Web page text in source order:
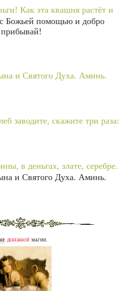
Как эта квашня растёт и
Божьей помощью и добро
прибывай!
и Святого Духа. Аминь.
заводите, скажите три раза:
в деньгах, злате, серебре.
и Святого Духа. Аминь.
денежноймагии.